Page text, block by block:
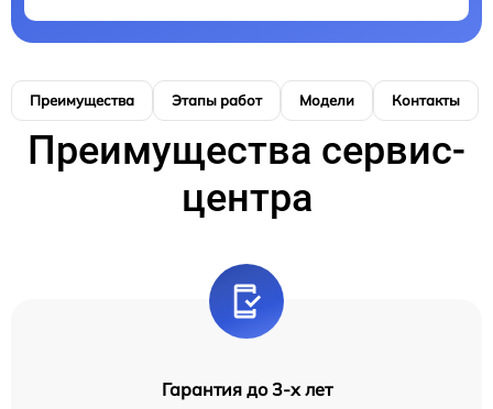
Преимущества Этапы работ Модели Контакты
Преимущества сервис-
центра
Гарантия до 3-х лет